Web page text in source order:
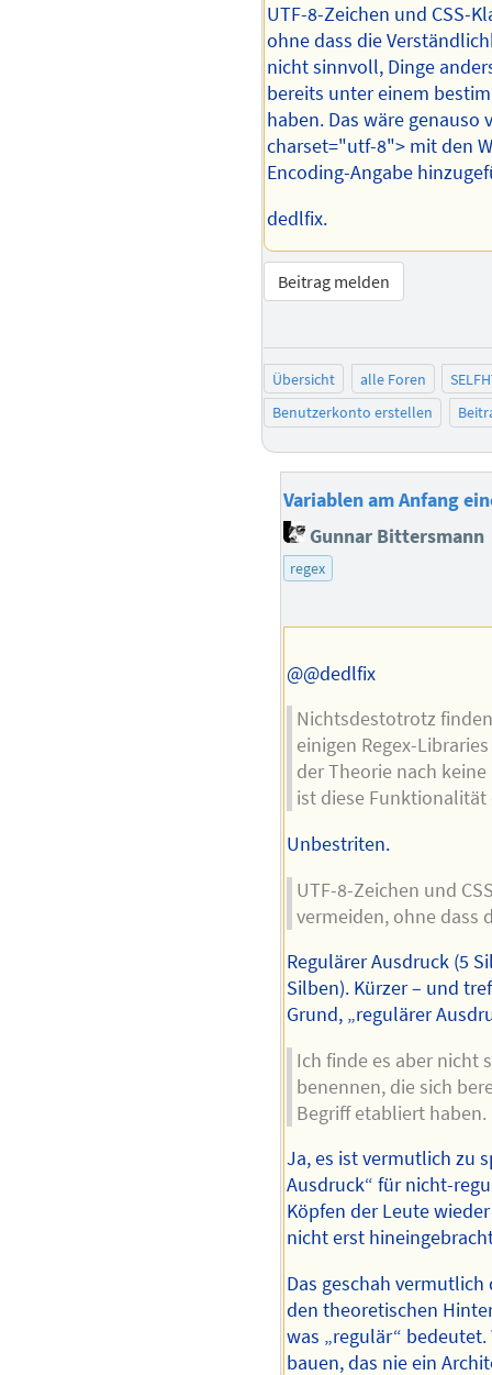
UTF-8-Zeichen und CSS-
ohne dass die
nicht sinnvoll, Dinge
bereits unter einem
haben. Das wäre genauso
charset="utf-8"> mit den
Encoding-Angabe
dedlfix.
Beitrag melden
Übersicht alle Foren
Benutzerkonto erstellen
Variablen am Anfang
Gunnar Bittersmann
regex
@@dedlfix
Nichtsdestotrotz
einigen Regex-
der Theorie nach
ist diese
Unbestriten.
UTF-8-Zeichen und
vermeiden, ohne dass
Regulärer Ausdruck (5
Silben). Kürzer – und
Grund, „regulärer
Ich finde es aber nicht
benennen, die sich
Begriff etabliert haben.
Ja, es ist vermutlich zu
Ausdruck“ für nicht-
Köpfen der Leute
nicht erst
Das geschah
den theoretischen
was „regulär“ bedeutet.
bauen, das nie ein